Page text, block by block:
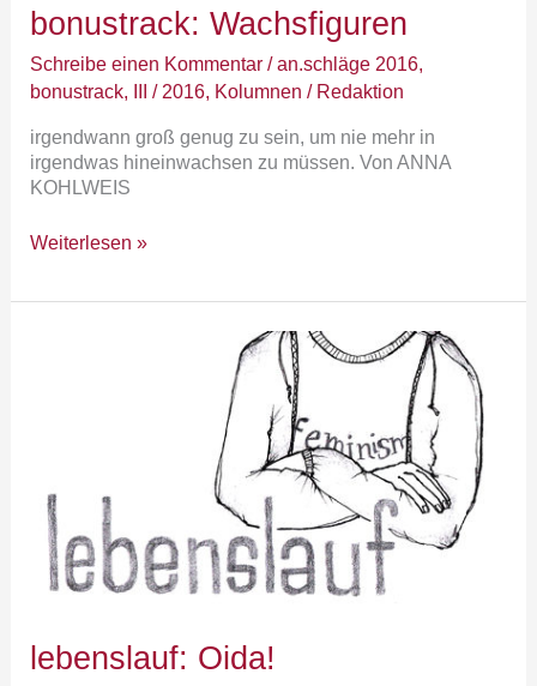
bonustrack: Wachsfiguren
Schreibe einen Kommentar /an.schläge 2016,
bonustrack, III / 2016, Kolumnen / Redaktion
irgendwann groß genug zu sein, um nie mehr in
irgendwas hineinwachsen zu müssen. Von ANNA
KOHLWEIS
Weiterlesen »
lebenslauf: Oida!